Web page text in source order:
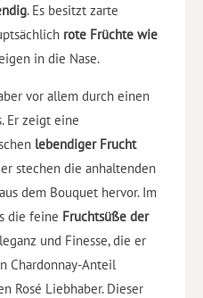
. Es besitzt zarte
rote Früchte wie
in die Nase.
vor allem durch einen
Er zeigt eine
lebendiger Frucht
stechen die anhaltenden
dem Bouquet hervor. Im
die feine Fruchtsüße der
und Finesse, die er
Chardonnay-Anteil
Rosé Liebhaber. Dieser